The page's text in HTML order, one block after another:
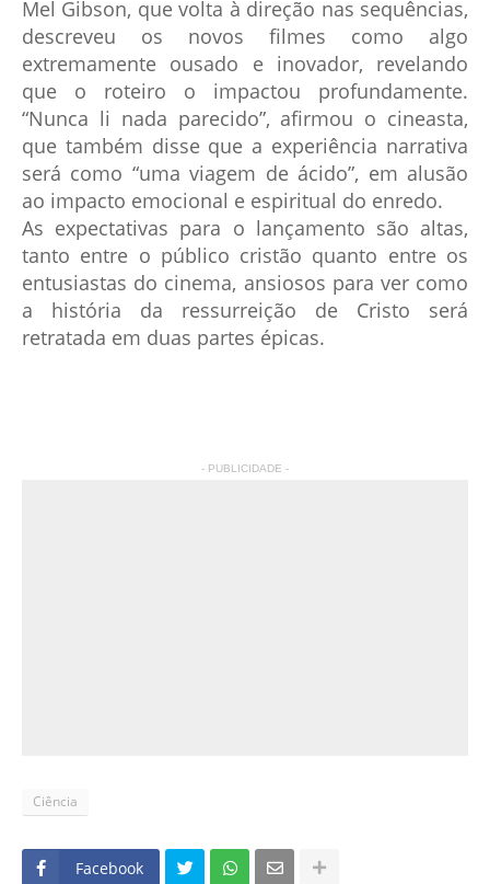
Mel Gibson, que volta à direção nas sequências,
descreveu os novos filmes como algo
extremamente ousado e inovador, revelando
que o roteiro o impactou profundamente.
“Nunca li nada parecido”, afirmou o cineasta,
que também disse que a experiência narrativa
será como “uma viagem de ácido”, em alusão
ao impacto emocional e espiritual do enredo.
As expectativas para o lançamento são altas,
tanto entre o público cristão quanto entre os
entusiastas do cinema, ansiosos para ver como
a história da ressurreição de Cristo será
retratada em duas partes épicas.
- PUBLICIDADE -
Ciência
Facebook